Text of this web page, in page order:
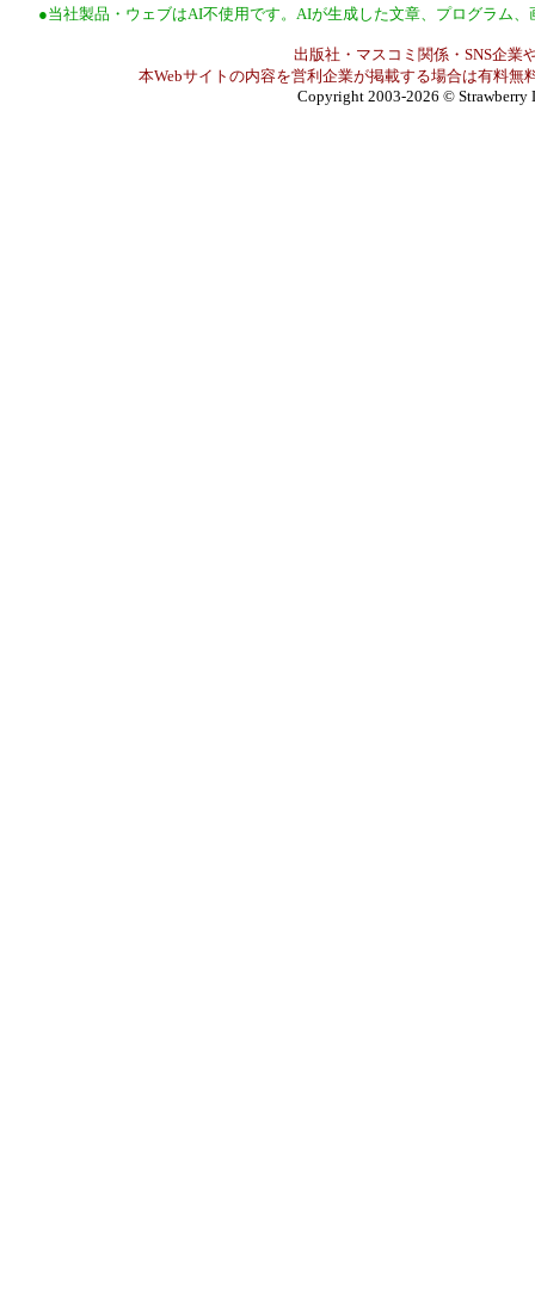
●当社製品・ウェブはAI不使用です。AIが生成した文章、プログラム
出版社・マスコミ関係・SNS企業
本Webサイトの内容を営利企業が掲載する場合は有料無
Copyright 2003-2026 © Strawberry